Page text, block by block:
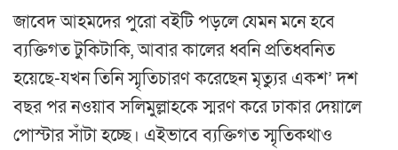
জাবেদ আহমদের পুরো বইটি পড়লে যেমন মনে হবে
ব্যক্তিগত টুকিটাকি, আবার কালের ধ্বনি প্রতিধ্বনিত
হয়েছে-যখন তিনি স্মৃতিচারণ করেছেন মৃত্যুর একশ’ দশ
বছর পর নওয়াব সলিমুল্লাহকে স্মরণ করে ঢাকার দেয়ালে
পোস্টার সাঁটা হচ্ছে। এইভাবে ব্যক্তিগত স্মৃতিকথাও